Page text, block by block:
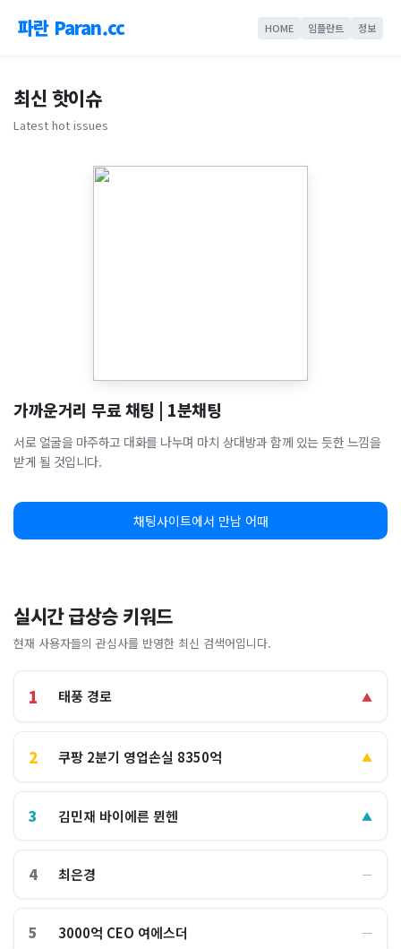
파란 Paran.cc HOME 임플란트 정보
최신 핫이슈
Latest hot issues
가까운거리 무료 채팅 | 1분채팅
서로 얼굴을 마주하고 대화를 나누며 마치 상대방과 함께 있는 듯한 느낌을
받게 될 것입니다.
채팅사이트에서 만남 어때
실시간 급상승 키워드
현재 사용자들의 관심사를 반영한 최신 검색어입니다.
1 태풍 경로 ▲
2 쿠팡 2분기 영업손실 8350억 ▲
3 김민재 바이에른 뮌헨 ▲
4 최은경 ―
5 3000억 CEO 여에스더 ―